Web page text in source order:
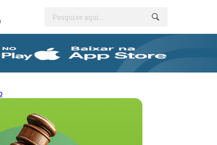
Pesquise aqui...